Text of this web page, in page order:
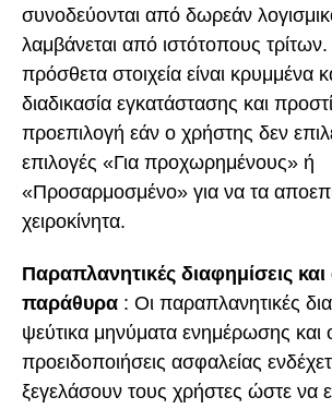
συνοδεύονται από δωρεάν
λαμβάνεται από ιστότοπους
πρόσθετα στοιχεία είναι κρυμμένα
διαδικασία εγκατάστασης και
προεπιλογή εάν ο χρήστης δεν
επιλογές «Για προχωρημένους» ή
«Προσαρμοσμένο» για να τα
χειροκίνητα.
Παραπλανητικές διαφημίσεις
παράθυρα : Οι παραπλανητικές
ψεύτικα μηνύματα ενημέρωσης και
προειδοποιήσεις ασφαλείας
ξεγελάσουν τους χρήστες ώστε να